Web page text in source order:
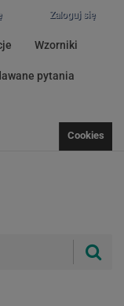
Zaloguj się
Wzorniki
pytania
Cookies